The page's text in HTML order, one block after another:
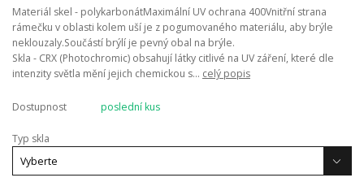
Materiál skel - polykarbonátMaximální UV ochrana 400Vnitřní strana
rámečku v oblasti kolem uší je z pogumovaného materiálu, aby brýle
neklouzaly.Součástí brýlí je pevný obal na brýle.
Skla - CRX (Photochromic) obsahují látky citlivé na UV záření, které dle
intenzity světla mění jejich chemickou s... celý popis
Dostupnost poslední kus
Typ skla